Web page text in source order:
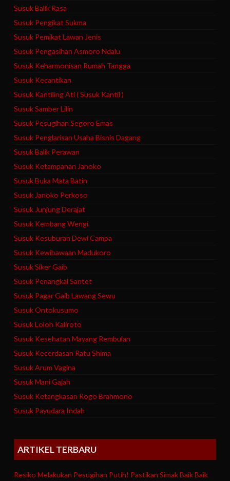
Susuk Balik Rasa
Susuk Pengikat Sukma
Susuk Pemikat Lawan Jenis
Susuk Pengasihan Asmoro Ndalu
Susuk Keharmonisan Rumah Tangga
Susuk Kecantikan
Susuk Kantiling Ati ( Susuk Kantil )
Susuk Samber Lilin
Susuk Pesugihan Segoro Emas
Susuk Penglarisan Usaha Bisnis Dagang
Susuk Balik Perawan
Susuk Ketampanan Janoko
Susuk Buka Mata Batin
Susuk Janoko Perkoso
Susuk Junjung Derajat
Susuk Kembang Wengi
Susuk Kesuburan Dewi Campa
Susuk Kewibawaan Madukoro
Susuk Siker Gaib
Susuk Penangkal Santet
Susuk Pagar Gaib Lawang Sewu
Susuk Ontokusumo
Susuk Loloh Kaliroto
Susuk Kesehatan Mayang Rembulan
Susuk Kecerdasan Ratu Shima
Susuk Arum Vagina
Susuk Mani Gajah
Susuk Ketangkasan Rogo Brahmono
Susuk Payudara Indah
ARTIKEL TERBARU
Resiko Melakukan Pesugihan Putih! Pastikan Simak Baik Baik